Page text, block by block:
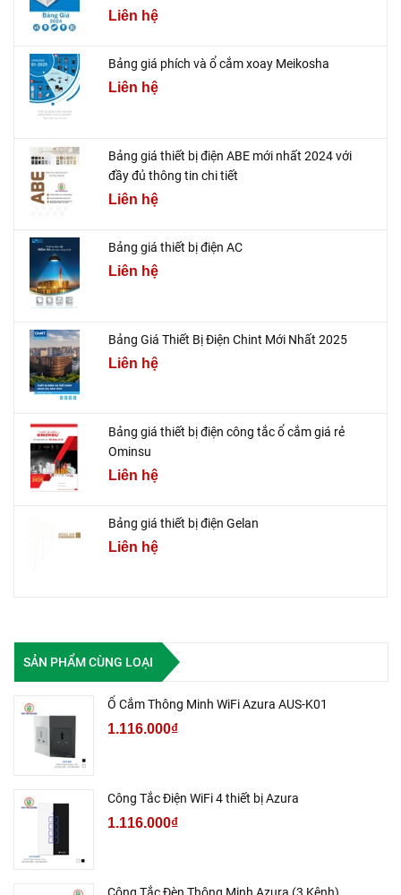
Liên hệ
Bảng giá phích và ổ cắm xoay Meikosha
Liên hệ
Bảng giá thiết bị điện ABE mới nhất 2024 với
đầy đủ thông tin chi tiết
Liên hệ
Bảng giá thiết bị điện AC
Liên hệ
Bảng Giá Thiết Bị Điện Chint Mới Nhất 2025
Liên hệ
Bảng giá thiết bị điện công tắc ổ cắm giá rẻ
Ominsu
Liên hệ
Bảng giá thiết bị điện Gelan
Liên hệ
SẢN PHẨM CÙNG LOẠI
Ổ Cắm Thông Minh WiFi Azura AUS-K01
1.116.000₫
Công Tắc Điện WiFi 4 thiết bị Azura
1.116.000₫